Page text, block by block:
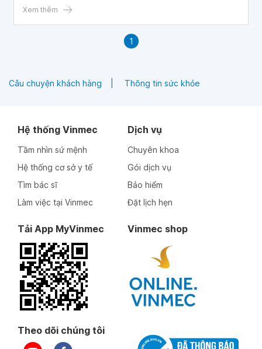
thanh.
Xem thêm
1
Câu chuyện khách hàng Thông tin sức khỏe
Hệ thống Vinmec
Tầm nhìn sứ mệnh
Hệ thống cơ sở y tế
Tìm bác sĩ
Làm việc tại Vinmec
Dịch vụ
Chuyên khoa
Gói dịch vụ
Bảo hiểm
Đặt lịch hẹn
Tải App MyVinmec Vinmec shop
Theo dõi chúng tôi